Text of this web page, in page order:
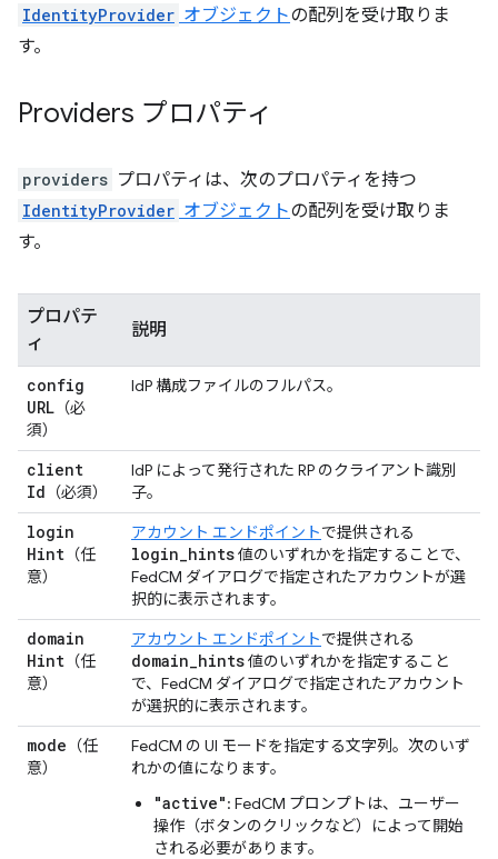
IdentityProvider オブジェクトの配列を受け取りま
す。
Providers プロパティ
providers プロパティは、次のプロパティを持つ
IdentityProvider オブジェクトの配列を受け取りま
す。
プロパテ
ィ
説明
config
URL （必
須）
IdP 構成ファイルのフルパス。
client
Id （必須）
IdP によって発行された RP のクライアント識別
子。
login
Hint （任
意）
アカウント エンドポイントで提供される
login hints値のいずれかを指定することで、
FedCM ダイアログで指定されたアカウントが選
択的に表示されます。
domain
Hint （任
意）
アカウント エンドポイントで提供される
domain hints値のいずれかを指定すること
で、FedCM ダイアログで指定されたアカウント
が選択的に表示されます。
mode （任
意）
FedCM の UI モードを指定する文字列。次のいず
れかの値になります。
"active": FedCM プロンプトは、ユーザー
操作（ボタンのクリックなど）によって開始
される必要があります。